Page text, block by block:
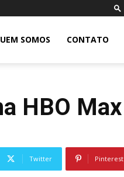
SOMOS CONTATO
HBO Max
Twitter Pinterest